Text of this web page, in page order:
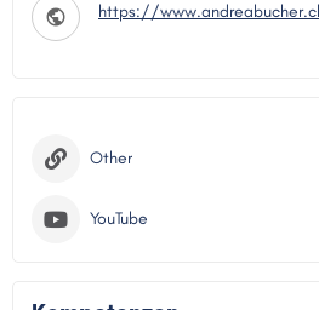
https://
Other
YouTube